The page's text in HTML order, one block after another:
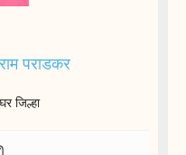
पराडकर
जिल्हा